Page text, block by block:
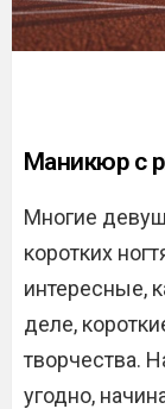
Маникюр с
Многие
коротких
интересные,
деле,
творчества.
угодно,